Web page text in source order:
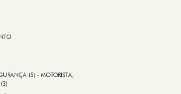
(5) - MOTORISTA,